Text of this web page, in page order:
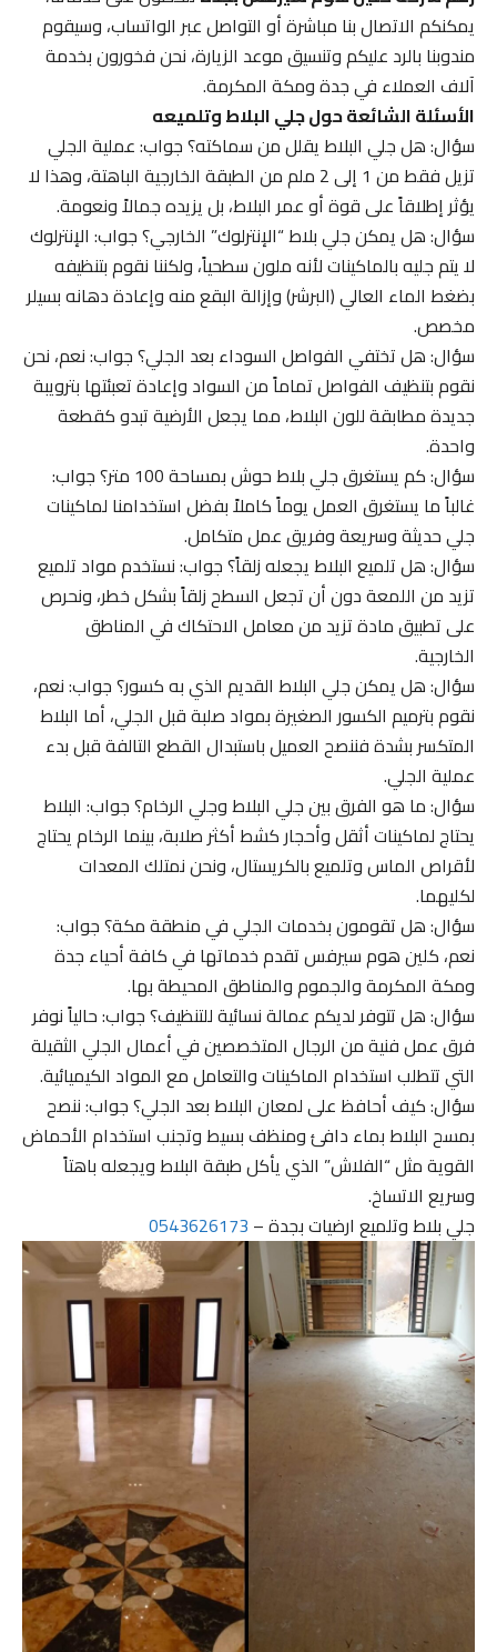
يمكنكم الاتصال بنا مباشرة أو التواصل عبر الواتساب، وسيقوم
مندوبنا بالرد عليكم وتنسيق موعد الزيارة، نحن فخورون بخدمة
آلاف العملاء في جدة ومكة المكرمة.
الأسئلة الشائعة حول جلي البلاط وتلميعه
سؤال: هل جلي البلاط يقلل من سماكته؟ جواب: عملية الجلي
تزيل فقط من 1 إلى 2 ملم من الطبقة الخارجية الباهتة، وهذا لا
يؤثر إطلاقاً على قوة أو عمر البلاط، بل يزيده جمالاً ونعومة.
سؤال: هل يمكن جلي بلاط “الإنترلوك” الخارجي؟ جواب: الإنترلوك
لا يتم جليه بالماكينات لأنه ملون سطحياً، ولكننا نقوم بتنظيفه
بضغط الماء العالي (البرشر) وإزالة البقع منه وإعادة دهانه بسيلر
مخصص.
سؤال: هل تختفي الفواصل السوداء بعد الجلي؟ جواب: نعم، نحن
نقوم بتنظيف الفواصل تماماً من السواد وإعادة تعبئتها بترويبة
جديدة مطابقة للون البلاط، مما يجعل الأرضية تبدو كقطعة
واحدة.
سؤال: كم يستغرق جلي بلاط حوش بمساحة 100 متر؟ جواب:
غالباً ما يستغرق العمل يوماً كاملاً بفضل استخدامنا لماكينات
جلي حديثة وسريعة وفريق عمل متكامل.
سؤال: هل تلميع البلاط يجعله زلقاً؟ جواب: نستخدم مواد تلميع
تزيد من اللمعة دون أن تجعل السطح زلقاً بشكل خطر، ونحرص
على تطبيق مادة تزيد من معامل الاحتكاك في المناطق
الخارجية.
سؤال: هل يمكن جلي البلاط القديم الذي به كسور؟ جواب: نعم،
نقوم بترميم الكسور الصغيرة بمواد صلبة قبل الجلي، أما البلاط
المتكسر بشدة فننصح العميل باستبدال القطع التالفة قبل بدء
عملية الجلي.
سؤال: ما هو الفرق بين جلي البلاط وجلي الرخام؟ جواب: البلاط
يحتاج لماكينات أثقل وأحجار كشط أكثر صلابة، بينما الرخام يحتاج
لأقراص الماس وتلميع بالكريستال، ونحن نمتلك المعدات
لكليهما.
سؤال: هل تقومون بخدمات الجلي في منطقة مكة؟ جواب:
نعم، كلين هوم سيرفس تقدم خدماتها في كافة أحياء جدة
ومكة المكرمة والجموم والمناطق المحيطة بها.
سؤال: هل تتوفر لديكم عمالة نسائية للتنظيف؟ جواب: حالياً نوفر
فرق عمل فنية من الرجال المتخصصين في أعمال الجلي الثقيلة
التي تتطلب استخدام الماكينات والتعامل مع المواد الكيميائية.
سؤال: كيف أحافظ على لمعان البلاط بعد الجلي؟ جواب: ننصح
بمسح البلاط بماء دافئ ومنظف بسيط وتجنب استخدام الأحماض
القوية مثل “الفلاش” الذي يأكل طبقة البلاط ويجعله باهتاً
وسريع الاتساخ.
جلي بلاط وتلميع ارضيات بجدة –0543626173